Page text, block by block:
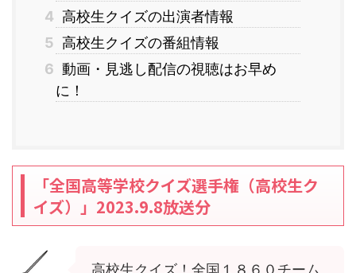
4 高校生クイズの出演者情報
5 高校生クイズの番組情報
6 動画・見逃し配信の視聴はお早め
に！
「全国高等学校クイズ選手権（高校生ク
イズ）」2023.9.8放送分
高校生クイズ！全国１８６０チーム